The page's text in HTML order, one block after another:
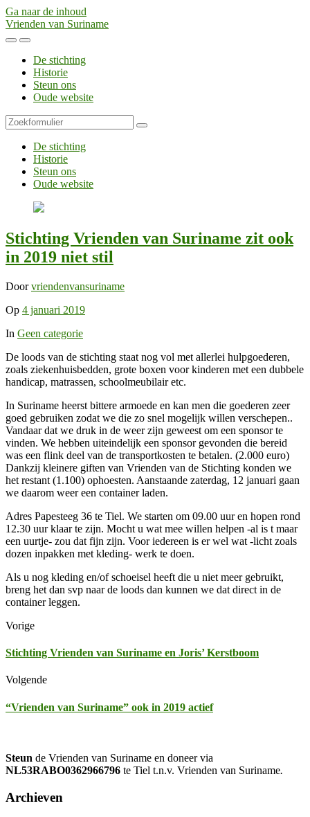
Ga naar de inhoud
Vrienden van Suriname
Toggle
mobiele
menu
Toggle
het
zoekveld
De stichting
Historie
Steun ons
Oude website
Zoeken
De stichting
Historie
Steun ons
Oude website
Stichting Vrienden van Suriname zit ook
in 2019 niet stil
Doorvriendenvansuriname
Op 4 januari 2019
In Geen categorie
De loods van de stichting staat nog vol met allerlei hulpgoederen,
zoals ziekenhuisbedden, grote boxen voor kinderen met een dubbele
handicap, matrassen, schoolmeubilair etc.
In Suriname heerst bittere armoede en kan men die goederen zeer
goed gebruiken zodat we die zo snel mogelijk willen verschepen..
Vandaar dat we druk in de weer zijn geweest om een sponsor te
vinden. We hebben uiteindelijk een sponsor gevonden die bereid
was een flink deel van de transportkosten te betalen. (2.000 euro)
Dankzij kleinere giften van Vrienden van de Stichting konden we
het restant (1.100) ophoesten. Aanstaande zaterdag, 12 januari gaan
we daarom weer een container laden.
Adres Papesteeg 36 te Tiel. We starten om 09.00 uur en hopen rond
12.30 uur klaar te zijn. Mocht u wat mee willen helpen -al is t maar
een uurtje- zou dat fijn zijn. Voor iedereen is er wel wat -licht zoals
dozen inpakken met kleding- werk te doen.
Als u nog kleding en/of schoeisel heeft die u niet meer gebruikt,
breng het dan svp naar de loods dan kunnen we dat direct in de
container leggen.
Vorige
Stichting Vrienden van Suriname en Joris’ Kerstboom
Volgende
“Vrienden van Suriname” ook in 2019 actief
Steun de Vrienden van Suriname en doneer via
NL53RABO0362966796 te Tiel t.n.v. Vrienden van Suriname.
Archieven